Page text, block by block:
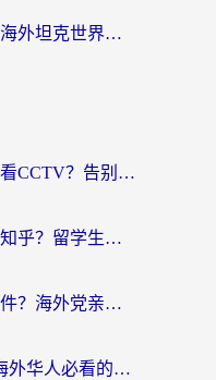
海外玩坦克世界总卡顿？海外坦克世界加速器有哪些？实测好用的选择在这里
海外党亲测：在海外如何看CCTV？告别“仅限大陆播放”的实用指南
央视影音在海外可以看吗知乎？留学生亲测：3步解决地域限制+追剧自由
在国外怎么看咪咕视频软件？海外党亲测有效的回国加速方案
12123在国外能登录吗？海外华人必看的回国加速实用指南